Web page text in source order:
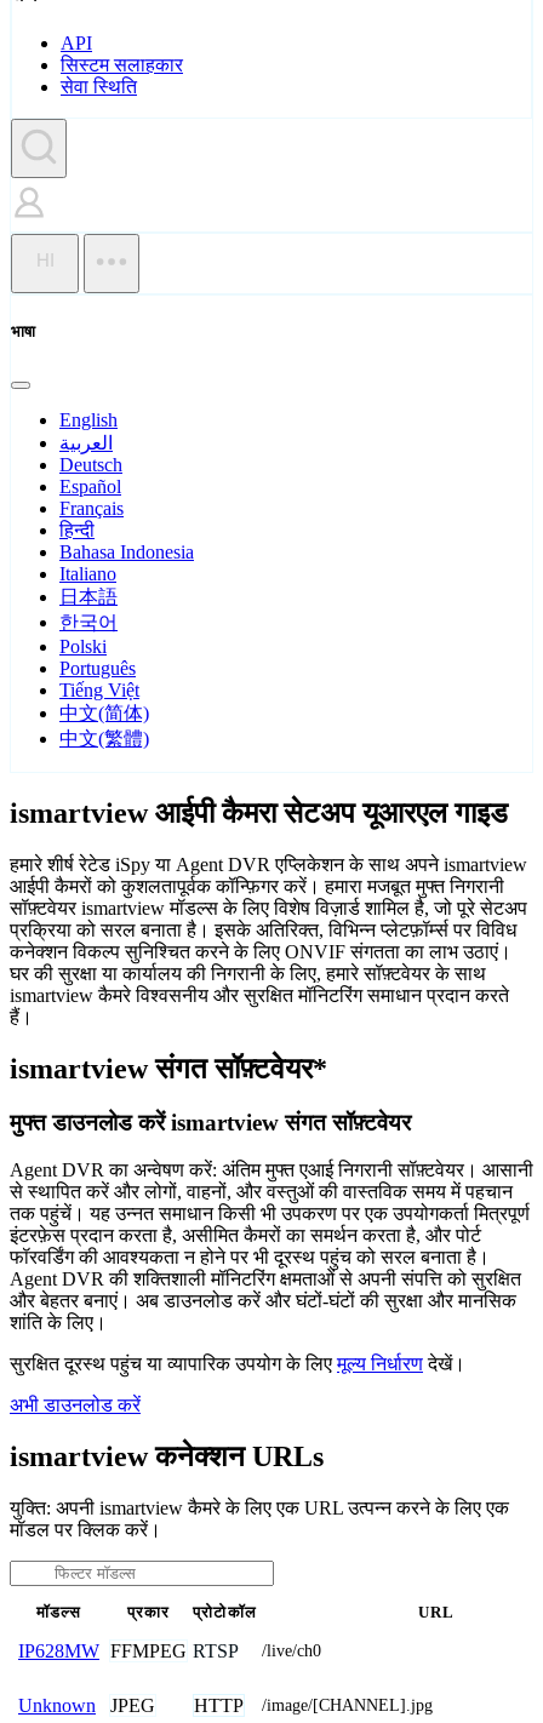
API
सिस्टम सलाहकार
सेवा स्थिति
HI
भाषा
English
العربية
Deutsch
Español
Français
हिन्दी
Bahasa Indonesia
Italiano
日本語
한국어
Polski
Português
Tiếng Việt
中文(简体)
中文(繁體)
ismartview आईपी कैमरा सेटअप यूआरएल गाइड
हमारे शीर्ष रेटेड iSpy या Agent DVR एप्लिकेशन के साथ अपने ismartview
आईपी कैमरों को कुशलतापूर्वक कॉन्फ़िगर करें। हमारा मजबूत मुफ्त निगरानी
सॉफ़्टवेयर ismartview मॉडल्स के लिए विशेष विज़ार्ड शामिल है, जो पूरे सेटअप
प्रक्रिया को सरल बनाता है। इसके अतिरिक्त, विभिन्न प्लेटफ़ॉर्म्स पर विविध
कनेक्शन विकल्प सुनिश्चित करने के लिए ONVIF संगतता का लाभ उठाएं।
घर की सुरक्षा या कार्यालय की निगरानी के लिए, हमारे सॉफ़्टवेयर के साथ
ismartview कैमरे विश्वसनीय और सुरक्षित मॉनिटरिंग समाधान प्रदान करते
हैं।
ismartview संगत सॉफ़्टवेयर*
मुफ्त डाउनलोड करें ismartview संगत सॉफ़्टवेयर
Agent DVR का अन्वेषण करें: अंतिम मुफ्त एआई निगरानी सॉफ़्टवेयर। आसानी
से स्थापित करें और लोगों, वाहनों, और वस्तुओं की वास्तविक समय में पहचान
तक पहुंचें। यह उन्नत समाधान किसी भी उपकरण पर एक उपयोगकर्ता मित्रपूर्ण
इंटरफ़ेस प्रदान करता है, असीमित कैमरों का समर्थन करता है, और पोर्ट
फॉरवर्डिंग की आवश्यकता न होने पर भी दूरस्थ पहुंच को सरल बनाता है।
Agent DVR की शक्तिशाली मॉनिटरिंग क्षमताओं से अपनी संपत्ति को सुरक्षित
और बेहतर बनाएं। अब डाउनलोड करें और घंटों-घंटों की सुरक्षा और मानसिक
शांति के लिए।
सुरक्षित दूरस्थ पहुंच या व्यापारिक उपयोग के लिएमूल्य निर्धारणदेखें।
अभी डाउनलोड करें
ismartview कनेक्शन URLs
युक्ति: अपनी ismartview कैमरे के लिए एक URL उत्पन्न करने के लिए एक
मॉडल पर क्लिक करें।
मॉडल्स प्रकार प्रोटोकॉल URL
IP628MW FFMPEG RTSP /live/ch0
Unknown JPEG HTTP /image/[CHANNEL].jpg